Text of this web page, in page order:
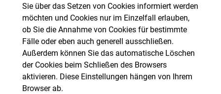
Sie über das Setzen von Cookies informiert werden
möchten und Cookies nur im Einzelfall erlauben,
ob Sie die Annahme von Cookies für bestimmte
Fälle oder eben auch generell ausschließen.
Außerdem können Sie das automatische Löschen
der Cookies beim Schließen des Browsers
aktivieren. Diese Einstellungen hängen von Ihrem
Browser ab.